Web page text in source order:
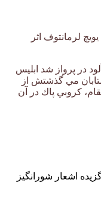
لرمانتوف اثر
در پرواز شد ابليس
مي گذشتش از
كروبي پاك در آن
اشعار شورانگیز